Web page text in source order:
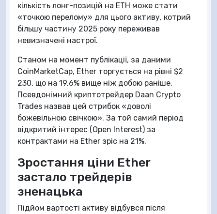
кількість лонг-позицій на ETH може стати
«точкою перелому» для цього активу, котрий
більшу частину 2025 року переживав
невизначені настрої.
Станом на момент публікації, за даними
CoinMarketCap, Ether торгується на рівні $2
230, що на 19,6% вище ніж добою раніше.
Псевдонімний криптотрейдер Daan Crypto
Trades назвав цей стрибок «доволі
божевільною свічкою». За той самий період
відкритий інтерес (Open Interest) за
контрактами на Ether зріс на 21%.
Зростання ціни Ether
застало трейдерів
зненацька
Підйом вартості активу відбувся після